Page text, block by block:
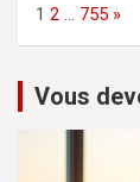
Page:
1 2 … 755 Next
»
Vous